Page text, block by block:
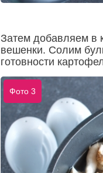
Затем добавляем в
вешенки. Солим
готовности
Фото 3